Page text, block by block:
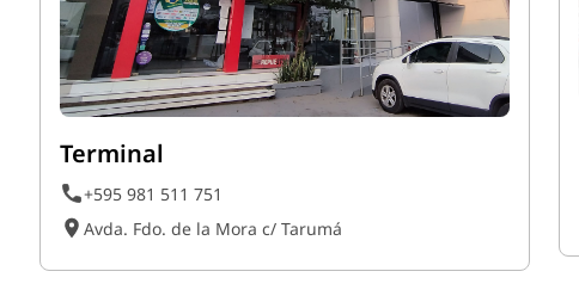
Terminal
+595 981 511 751
Avda. Fdo. de la Mora c/ Tarumá